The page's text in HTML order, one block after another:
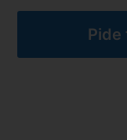
Pide